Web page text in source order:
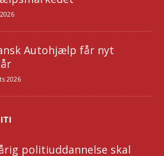
Autohjælp får nyt
2026
politiuddannelse skal